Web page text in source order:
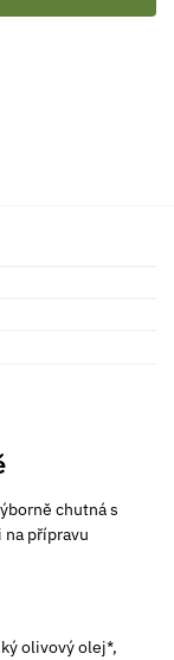
chutná s
přípravu
olivový olej*,